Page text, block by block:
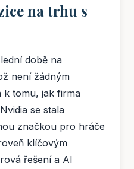
na trhu s
době na
není žádným
k tomu, jak firma
se stala
značkou pro hráče
klíčovým
řešení a AI